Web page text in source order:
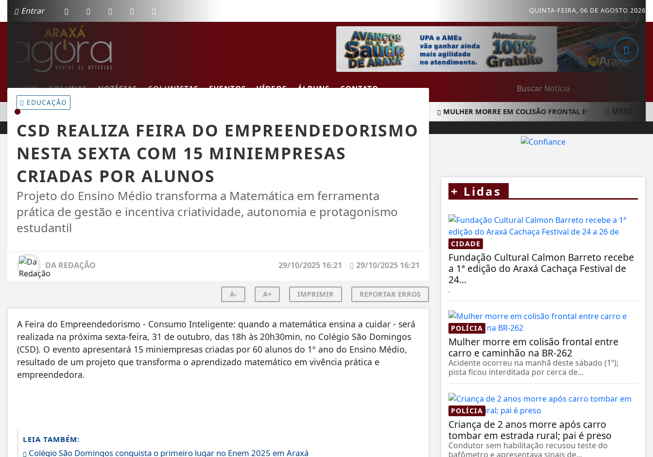
Entrar QUINTA-FEIRA, 06 DE AGOSTO 2026
INÍCIO COLUNAS NOTÍCIAS COLUNISTAS EVENTOS VÍDEOS ÁLBUNS CONTATO
FUNDAÇÃO CULTURAL CALMON BARRETO RECEBE A 1ª EDIÇÃO DO ARAXÁ CACHAÇA FESTIVAL DE 24 A 26 DE JULHO MULHER MORRE EM COLISÃO FRONTAL ENTRE CARRO E
EM ALTA MENU
EDUCAÇÃO
CSD REALIZA FEIRA DO EMPREENDEDORISMO
NESTA SEXTA COM 15 MINIEMPRESAS
CRIADAS POR ALUNOS
Projeto do Ensino Médio transforma a Matemática em ferramenta
prática de gestão e incentiva criatividade, autonomia e protagonismo
estudantil
DA REDAÇÃO 29/10/2025 16:21
29/10/2025 16:21
A- A+ IMPRIMIR REPORTAR ERROS
A Feira do Empreendedorismo - Consumo Inteligente: quando a matemática ensina a cuidar - será
realizada na próxima sexta-feira, 31 de outubro, das 18h às 20h30min, no Colégio São Domingos
(CSD). O evento apresentará 15 miniempresas criadas por 60 alunos do 1º ano do Ensino Médio,
resultado de um projeto que transforma o aprendizado matemático em vivência prática e
empreendedora.
LEIA TAMBÉM:
Colégio São Domingos conquista o primeiro lugar no Enem 2025 em Araxá
+ Lidas
CIDADE
Fundação Cultural Calmon Barreto recebe
a 1ª edição do Araxá Cachaça Festival de
24...
.
POLÍCIA
Mulher morre em colisão frontal entre
carro e caminhão na BR-262
Acidente ocorreu na manhã deste sábado (1º);
pista ficou interditada por cerca de...
POLÍCIA
Criança de 2 anos morre após carro
tombar em estrada rural; pai é preso
Condutor sem habilitação recusou teste do
bafômetro e apresentava sinais de...